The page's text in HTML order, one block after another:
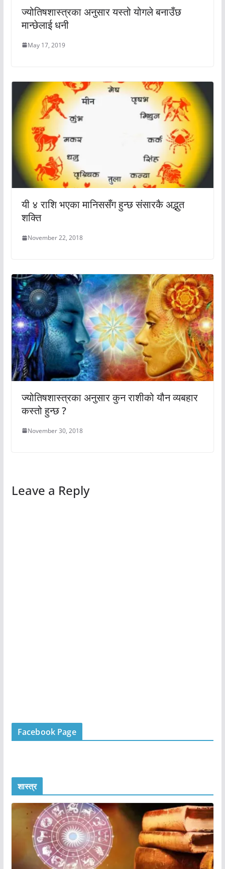
ज्योतिषशास्त्रका अनुसार यस्तो योगले बनाउँछ
मान्छेलाई धनी
May 17, 2019
यी ४ राशि भएका मानिससँग हुन्छ संसारकै अद्भुत
शक्ति
November 22, 2018
ज्योतिषशास्त्रका अनुसार कुन राशीको यौन व्यबहार
कस्तो हुन्छ ?
November 30, 2018
Leave a Reply
Facebook Page
शास्त्र